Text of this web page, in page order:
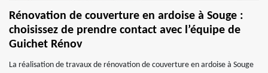
Rénovation de couverture en ardoise à Souge :
choisissez de prendre contact avec l’équipe de
Guichet Rénov
La réalisation de travaux de rénovation de couverture en ardoise à Souge